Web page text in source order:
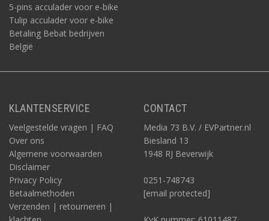
5-pins acculader voor e-bike
Tulip acculader voor e-bike
Betaling Bebat bedrijven
België
KLANTENSERVICE
Veelgestelde vragen | FAQ
Over ons
Algemene voorwaarden
Disclaimer
Privacy Policy
Betaalmethoden
Verzenden | retourneren |
CONTACT
Media 73 B.V. / EVPartner.nl
Biesland 13
1948 RJ Beverwijk
0251-748743
[email protected]